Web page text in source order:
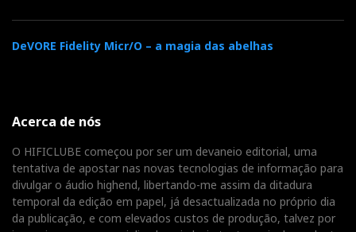
No entanto, há sempre alguns detalhes técnicos que
podem passar despercebidos até para os mais
DeVORE Fidelity Micr/O – a magia das abelhas
Acerca de nós
O HIFICLUBE começou por ser um devaneio editorial, uma
tentativa de apostar nas novas tecnologias de informação para
divulgar o áudio highend, libertando-me assim da ditadura
temporal da edição em papel, já desactualizada no próprio dia
da publicação, e com elevados custos de produção, talvez por